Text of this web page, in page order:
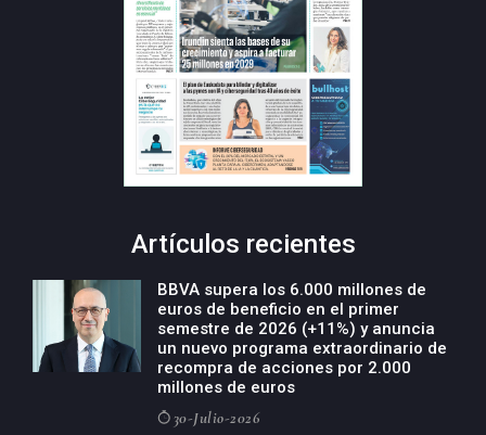
Artículos recientes
BBVA supera los 6.000 millones de
euros de beneficio en el primer
semestre de 2026 (+11%) y anuncia
un nuevo programa extraordinario de
recompra de acciones por 2.000
millones de euros
30-Julio-2026